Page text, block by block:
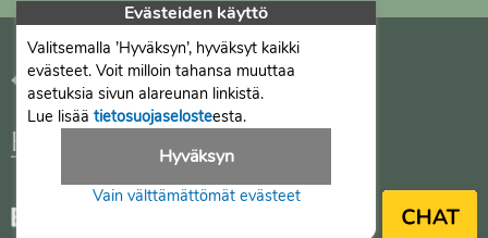
Evästeiden käyttö
Valitsemalla ’Hyväksyn’, hyväksyt kaikki
evästeet. Voit milloin tahansa muuttaa
asetuksia sivun alareunan linkistä.
Lue lisää tietosuojaselosteesta.
Hyväksyn
Vain välttämättömät evästeet